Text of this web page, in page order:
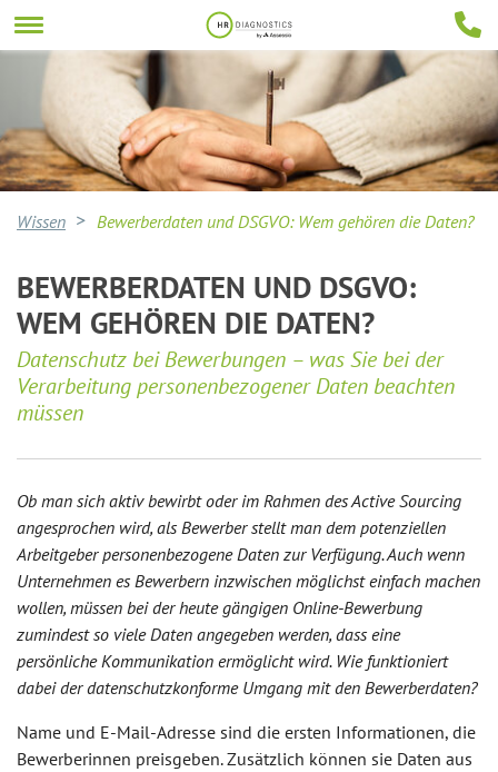
Wissen Bewerberdaten und DSGVO: Wem gehören die Daten?
BEWERBERDATEN UND DSGVO:
WEM GEHÖREN DIE DATEN?
Datenschutz bei Bewerbungen – was Sie bei der
Verarbeitung personenbezogener Daten beachten
müssen
Ob man sich aktiv bewirbt oder im Rahmen des Active Sourcing
angesprochen wird, als Bewerber stellt man dem potenziellen
Arbeitgeber personenbezogene Daten zur Verfügung. Auch wenn
Unternehmen es Bewerbern inzwischen möglichst einfach machen
wollen, müssen bei der heute gängigen Online-Bewerbung
zumindest so viele Daten angegeben werden, dass eine
persönliche Kommunikation ermöglicht wird. Wie funktioniert
dabei der datenschutzkonforme Umgang mit den Bewerberdaten?
Name und E-Mail-Adresse sind die ersten Informationen, die
Bewerberinnen preisgeben. Zusätzlich können sie Daten aus